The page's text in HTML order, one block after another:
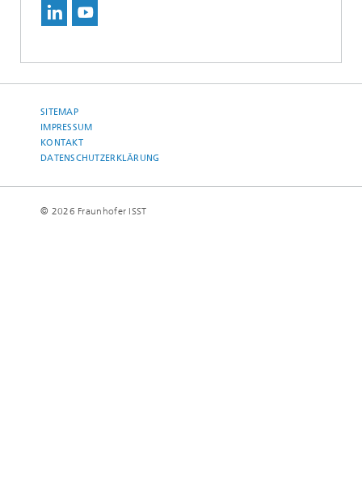
SITEMAP
IMPRESSUM
KONTAKT
DATENSCHUTZERKLÄRUNG
© 2026 Fraunhofer ISST